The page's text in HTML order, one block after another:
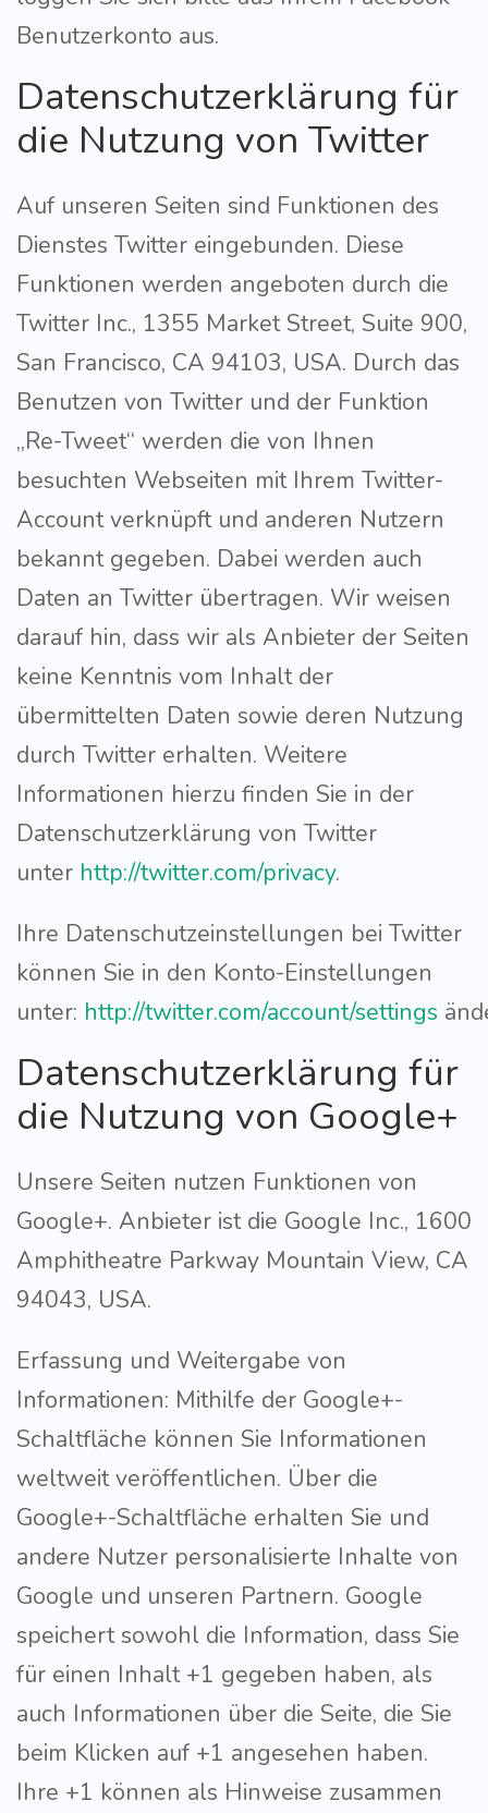
Benutzerkonto aus.
Datenschutzerklärung für
die Nutzung von Twitter
Auf unseren Seiten sind Funktionen des
Dienstes Twitter eingebunden. Diese
Funktionen werden angeboten durch die
Twitter Inc., 1355 Market Street, Suite 900,
San Francisco, CA 94103, USA. Durch das
Benutzen von Twitter und der Funktion
„Re-Tweet“ werden die von Ihnen
besuchten Webseiten mit Ihrem Twitter-
Account verknüpft und anderen Nutzern
bekannt gegeben. Dabei werden auch
Daten an Twitter übertragen. Wir weisen
darauf hin, dass wir als Anbieter der Seiten
keine Kenntnis vom Inhalt der
übermittelten Daten sowie deren Nutzung
durch Twitter erhalten. Weitere
Informationen hierzu finden Sie in der
Datenschutzerklärung von Twitter
unter http://twitter.com/privacy.
Ihre Datenschutzeinstellungen bei Twitter
können Sie in den Konto-Einstellungen
unter: http://twitter.com/account/settings
Datenschutzerklärung für
die Nutzung von Google+
Unsere Seiten nutzen Funktionen von
Google+. Anbieter ist die Google Inc., 1600
Amphitheatre Parkway Mountain View, CA
94043, USA.
Erfassung und Weitergabe von
Informationen: Mithilfe der Google+-
Schaltfläche können Sie Informationen
weltweit veröffentlichen. Über die
Google+-Schaltfläche erhalten Sie und
andere Nutzer personalisierte Inhalte von
Google und unseren Partnern. Google
speichert sowohl die Information, dass Sie
für einen Inhalt +1 gegeben haben, als
auch Informationen über die Seite, die Sie
beim Klicken auf +1 angesehen haben.
Ihre +1 können als Hinweise zusammen